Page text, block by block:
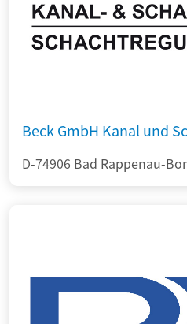
Beck GmbH Kanal und
D-74906 Bad Rappenau-